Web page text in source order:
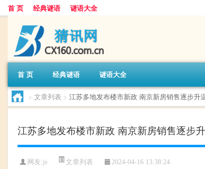
首 页 经典谜语 谜语大全
首 页 经典谜语 谜语大全
> 文章列表 > 江苏多地发布楼市新政 南京新房销售逐步升
江苏多地发布楼市新政 南京新房销售逐步
网友:js 文章列表 2024-04-16 13:38:24